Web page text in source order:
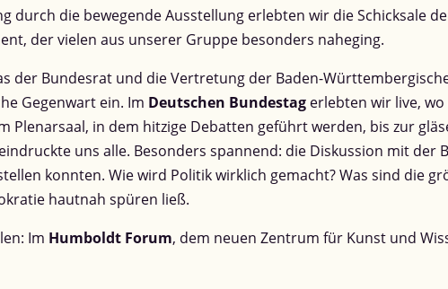
durch die bewegende Ausstellung erlebten wir die Schicksale
der vielen aus unserer Gruppe besonders naheging.
der Bundesrat und die Vertretung der Baden-
Gegenwart ein. Im Deutschen Bundestagerlebten wir live,
Plenarsaal, in dem hitzige Debatten geführt werden, bis zur
uns alle. Besonders spannend: die Diskussion mit der
konnten. Wie wird Politik wirklich gemacht? Was sind die
hautnah spüren ließ.
Im Humboldt Forum, dem neuen Zentrum für Kunst und